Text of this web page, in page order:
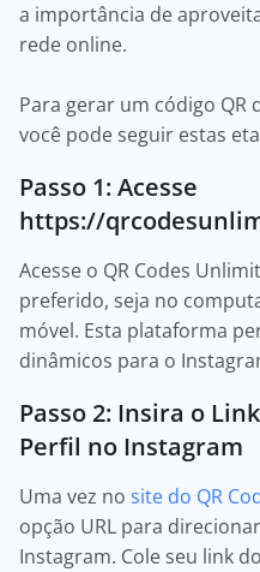
a importância de
rede online.
Para gerar um código QR
você pode seguir estas
Passo 1: Acesse
https://
Acesse o QR Codes
preferido, seja no
móvel. Esta plataforma
dinâmicos para o
Passo 2: Insira o
Perfil no Instagram
Uma vez no site do QR
opção URL para
Instagram. Cole seu link